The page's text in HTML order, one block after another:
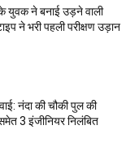
युवक ने बनाई उड़ने वाली
ने भरी पहली परीक्षण उड़ान
नंदा की चौकी पुल की
3 इंजीनियर निलंबित